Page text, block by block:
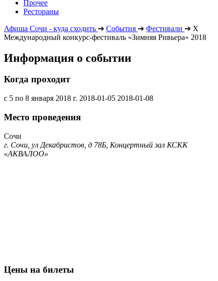
Прочее
Рестораны
Афиша Сочи - куда сходить ➔ События ➔ Фестивали ➔ Х
Международный конкурс-фестиваль «Зимняя Ривьера» 2018
Информация о событии
Когда проходит
с 5 по 8 января 2018 г. 2018-01-05 2018-01-08
Место проведения
Сочи
г. Сочи, ул Декабристов, д 78Б, Концертный зал КСКК
«АКВАЛОО»
Цены на билеты